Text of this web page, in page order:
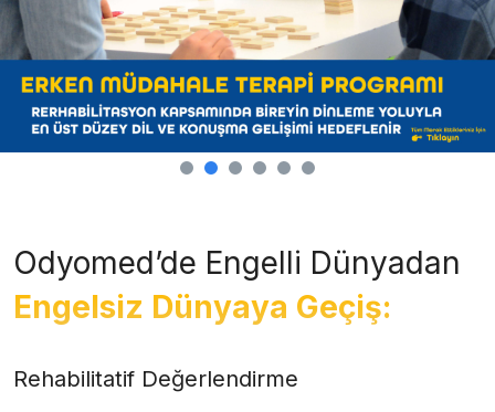
Odyomed’de Engelli Dünyadan
Engelsiz Dünyaya Geçiş:
Rehabilitatif Değerlendirme